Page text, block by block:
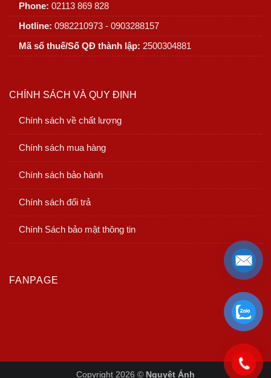
Phone: 02113 869 828
Hotline: 0982210973 - 0903288157
Mã số thuế/Số QĐ thành lập: 2500304881
CHÍNH SÁCH VÀ QUY ĐỊNH
Chính sách về chất lượng
Chính sách mua hàng
Chính sách bảo hành
Chính sách đổi trả
Chính Sách bảo mật thông tin
FANPAGE
Copyright 2026 © Nguyệt Ánh